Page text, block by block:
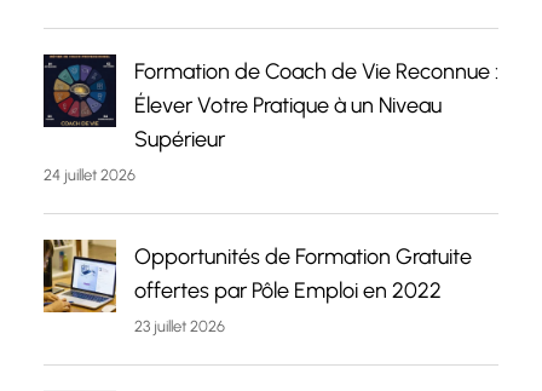
Formation de Coach de Vie Reconnue :
Élever Votre Pratique à un Niveau
Supérieur
24 juillet 2026
Opportunités de Formation Gratuite
offertes par Pôle Emploi en 2022
23 juillet 2026